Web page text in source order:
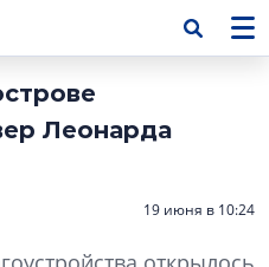
Леонарда
19 июня в 10:24